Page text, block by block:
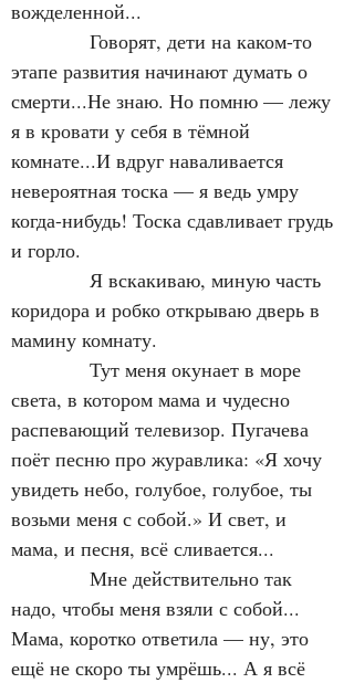
вожделенной...
Говорят, дети на каком-то
этапе развития начинают думать о
смерти...Не знаю. Но помню — лежу
я в кровати у себя в тёмной
комнате...И вдруг наваливается
невероятная тоска — я ведь умру
когда-нибудь! Тоска сдавливает грудь
и горло.
Я вскакиваю, миную часть
коридора и робко открываю дверь в
мамину комнату.
Тут меня окунает в море
света, в котором мама и чудесно
распевающий телевизор. Пугачева
поёт песню про журавлика: «Я хочу
увидеть небо, голубое, голубое, ты
возьми меня с собой.» И свет, и
мама, и песня, всё сливается...
Мне действительно так
надо, чтобы меня взяли с собой...
Мама, коротко ответила — ну, это
ещё не скоро ты умрёшь... А я всё